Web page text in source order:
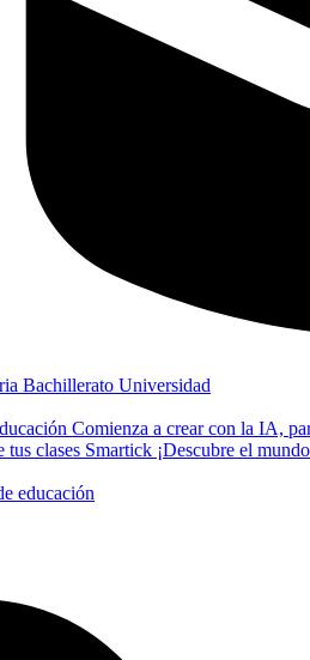
Bachillerato Universidad
Comienza a crear con la IA,
clases Smartick ¡Descubre el
educación